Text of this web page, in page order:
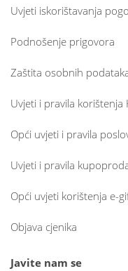
Uvjeti iskorištavanja
Podnošenje prigovora
Zaštita osobnih
Uvjeti i pravila
Opći uvjeti i pravila
Uvjeti i pravila
Opći uvjeti korištenja e-
Objava cjenika
Javite nam se